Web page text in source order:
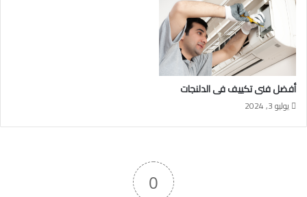
أفضل فنى تكييف فى الدلنجات
يوليو 3, 2024
0